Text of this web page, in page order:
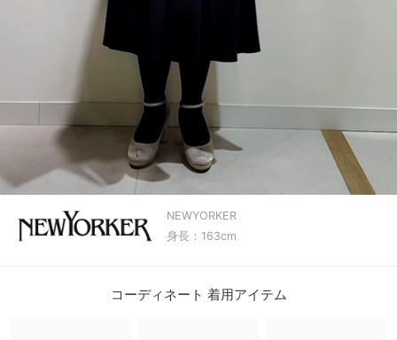
NEWYORKER
身長：163cm
コーディネート 着用アイテム